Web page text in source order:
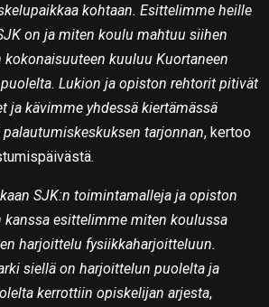
kohtaan. Esittelimme heille
on ja miten koulu mahtuu siihen
kuuluu Kuortaneen
Lukion ja opiston rehtorit pitivät
ja kävimme yhdessä kiertämässä
tarjonnan, kertoo
SJK:n toimintamalleja ja opiston
kanssa esittelimme miten koulussa
harjoittelu fysiikkaharjoitteluun.
siellä on harjoittelun puolelta ja
kerrottiin opiskelijan arjesta,